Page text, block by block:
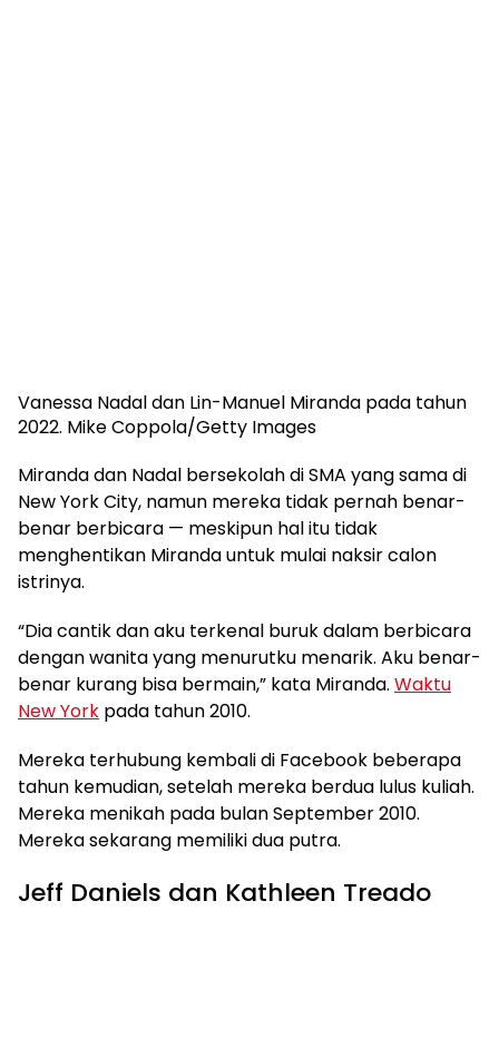
Vanessa Nadal dan Lin-Manuel Miranda pada tahun
2022. Mike Coppola/Getty Images
Miranda dan Nadal bersekolah di SMA yang sama di
New York City, namun mereka tidak pernah benar-
benar berbicara — meskipun hal itu tidak
menghentikan Miranda untuk mulai naksir calon
istrinya.
“Dia cantik dan aku terkenal buruk dalam berbicara
dengan wanita yang menurutku menarik. Aku benar-
benar kurang bisa bermain,” kata Miranda. Waktu
New York pada tahun 2010.
Mereka terhubung kembali di Facebook beberapa
tahun kemudian, setelah mereka berdua lulus kuliah.
Mereka menikah pada bulan September 2010.
Mereka sekarang memiliki dua putra.
Jeff Daniels dan Kathleen Treado